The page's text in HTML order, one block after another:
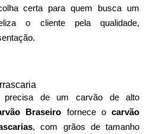
certa para quem busca um
o cliente pela qualidade,
precisa de um carvão de alto
Braseiro fornece ocarvão
, com grãos de tamanho